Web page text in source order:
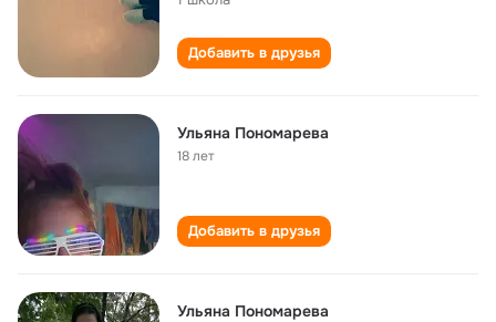
Добавить в друзья
Ульяна Пономарева
18 лет
Добавить в друзья
Ульяна Пономарева